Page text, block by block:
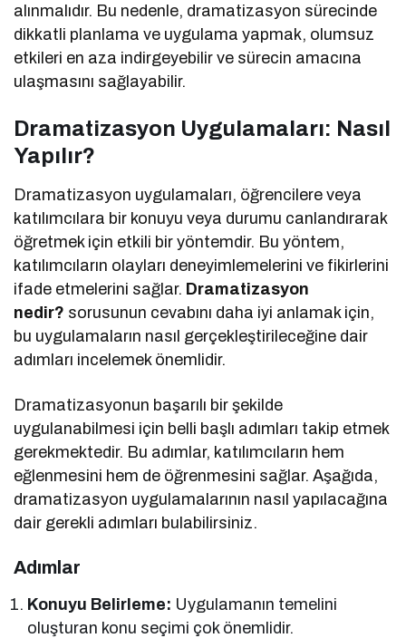
alınmalıdır. Bu nedenle, dramatizasyon sürecinde
dikkatli planlama ve uygulama yapmak, olumsuz
etkileri en aza indirgeyebilir ve sürecin amacına
ulaşmasını sağlayabilir.
Dramatizasyon Uygulamaları: Nasıl
Yapılır?
Dramatizasyon uygulamaları, öğrencilere veya
katılımcılara bir konuyu veya durumu canlandırarak
öğretmek için etkili bir yöntemdir. Bu yöntem,
katılımcıların olayları deneyimlemelerini ve fikirlerini
ifade etmelerini sağlar. Dramatizasyon
nedir? sorusunun cevabını daha iyi anlamak için,
bu uygulamaların nasıl gerçekleştirileceğine dair
adımları incelemek önemlidir.
Dramatizasyonun başarılı bir şekilde
uygulanabilmesi için belli başlı adımları takip etmek
gerekmektedir. Bu adımlar, katılımcıların hem
eğlenmesini hem de öğrenmesini sağlar. Aşağıda,
dramatizasyon uygulamalarının nasıl yapılacağına
dair gerekli adımları bulabilirsiniz.
Adımlar
Konuyu Belirleme: Uygulamanın temelini
oluşturan konu seçimi çok önemlidir.